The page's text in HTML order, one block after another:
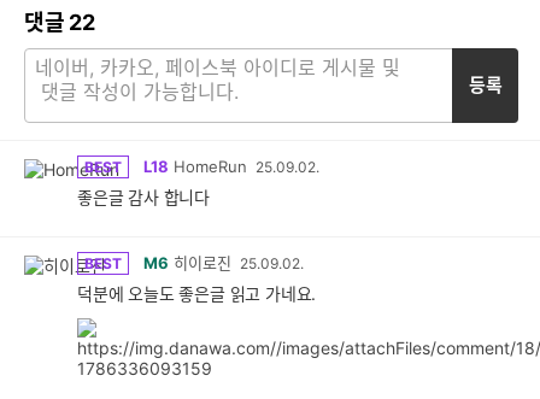
댓글 22
등록
BEST L18 HomeRun 25.09.02.
좋은글 감사 합니다
BEST M6 히이로진 25.09.02.
덕분에 오늘도 좋은글 읽고 가네요.